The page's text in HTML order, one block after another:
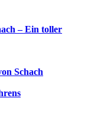
– Ein toller
Schach‎